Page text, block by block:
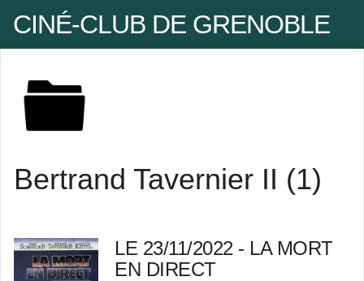
CINÉ-CLUB DE GRENOBLE
Bertrand Tavernier II (1)
LE 23/11/2022 - LA MORT
EN DIRECT
Mot de passe